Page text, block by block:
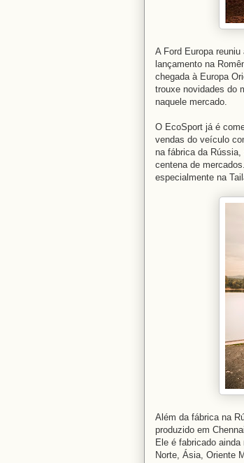
A Ford Europa
lançamento na
chegada à Europa
trouxe novidades do
naquele mercado.
O EcoSport já é
vendas do veículo
na fábrica da
centena de
especialmente na
Além da fábrica na
produzido em
Ele é fabricado
Norte, Ásia, Oriente